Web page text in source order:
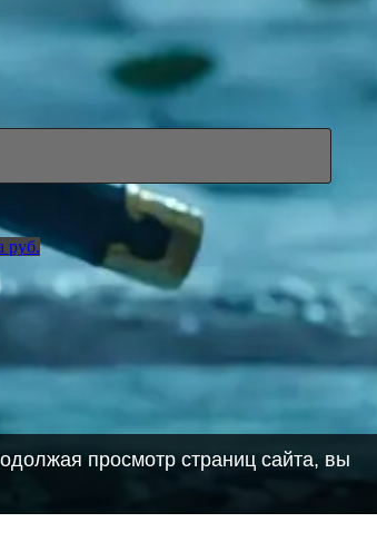
руб.
просмотр страниц сайта, вы